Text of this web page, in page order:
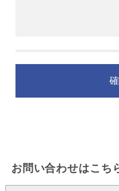
お問い合わせはこち